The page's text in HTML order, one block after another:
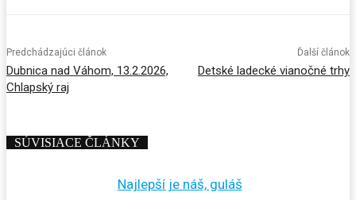
Predchádzajúci článok
Dubnica nad Váhom, 13.2.2026,
Chlapský raj
Ďalší článok
Detské ladecké vianočné trhy
SÚVISIACE ČLÁNKY
Najlepší je náš, guláš